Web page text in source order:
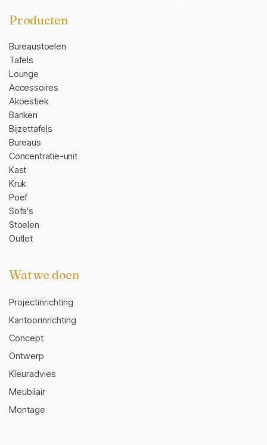
Producten
Bureaustoelen
Tafels
Lounge
Accessoires
Akoestiek
Banken
Bijzettafels
Bureaus
Concentratie-unit
Kast
Kruk
Poef
Sofa's
Stoelen
Outlet
Wat we doen
Projectinrichting
Kantoorinrichting
Concept
Ontwerp
Kleuradvies
Meubilair
Montage